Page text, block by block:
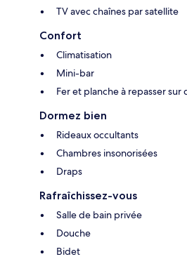
TV avec chaînes par satellite
Confort
Climatisation
Mini-bar
Fer et planche à repasser sur
Dormez bien
Rideaux occultants
Chambres insonorisées
Draps
Rafraîchissez-vous
Salle de bain privée
Douche
Bidet